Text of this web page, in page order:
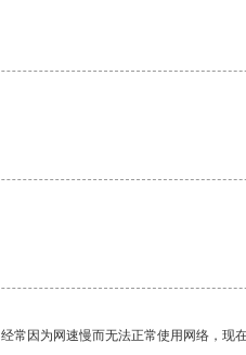
因为网速慢而无法正常使用网络，现